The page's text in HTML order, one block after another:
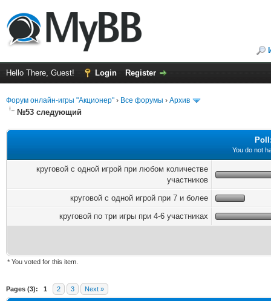
Hello There, Guest! Login Register
Форум онлайн-игры "Акционер" › Все форумы › Архив
№53 следующий
You do not
круговой с одной игрой при любом количестве
участников
круговой с одной игрой при 7 и более
круговой по три игры при 4-6 участниках
* You voted for this item.
Pages (3): 1 2 3 Next »